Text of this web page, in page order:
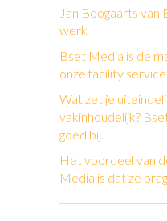
Jan Boogaarts
werk
Bset Media is de
onze facility
Wat zet je
vakinhoudelijk?
goed bij.
Het voordeel van
Media is dat ze